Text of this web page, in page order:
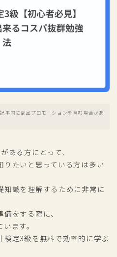
事内に商品プロモーションを含む場合があ
ある方にとって、
りたいと思っている方は多い
知識を理解するために非常に
をする際に、
ます。
検定3級を無料で効率的に学ぶ